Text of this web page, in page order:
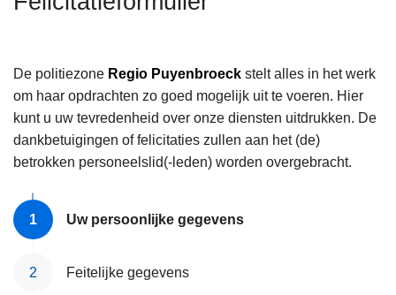
De politiezone Regio Puyenbroeck stelt alles in het werk
om haar opdrachten zo goed mogelijk uit te voeren. Hier
kunt u uw tevredenheid over onze diensten uitdrukken. De
dankbetuigingen of felicitaties zullen aan het (de)
betrokken personeelslid(-leden) worden overgebracht.
Uw persoonlijke gegevens
Feitelijke gegevens